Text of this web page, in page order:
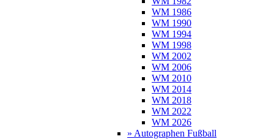
WM 1986
WM 1990
WM 1994
WM 1998
WM 2002
WM 2006
WM 2010
WM 2014
WM 2018
WM 2022
WM 2026
» Autographen Fußball